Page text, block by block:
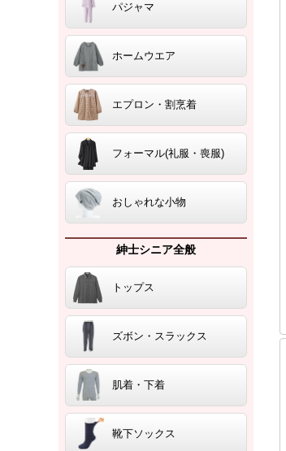
パジャマ
ホームウエア
エプロン・割烹着
フォーマル(礼服・喪服)
おしゃれな小物
紳士シニア全般
トップス
ズボン・スラックス
肌着・下着
靴下ソックス